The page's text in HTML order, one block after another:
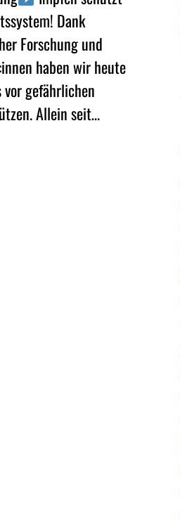
Dank
Forschung und
haben wir heute
gefährlichen
Allein seit…